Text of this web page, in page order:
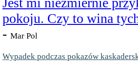
pokoju. Czy to wina
- Mar Pol
Wypadek podczas pokazów